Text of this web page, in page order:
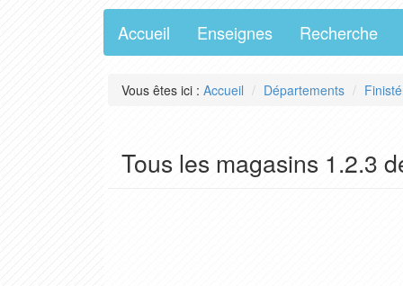
Accueil Enseignes Recherche
Vous êtes ici : Accueil Départements
Tous les magasins 1.2.3